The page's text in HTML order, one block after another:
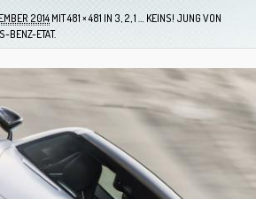
2014 MIT481 × 481 IN 3, 2, 1 … KEINS! JUNG VON
BENZ-ETAT.